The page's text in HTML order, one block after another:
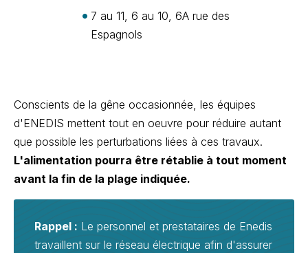
7 au 11, 6 au 10, 6A rue des
Espagnols
Conscients de la gêne occasionnée, les équipes
d'ENEDIS mettent tout en oeuvre pour réduire autant
que possible les perturbations liées à ces travaux.
L'alimentation pourra être rétablie à tout moment
avant la fin de la plage indiquée.
Rappel : Le personnel et prestataires de Enedis
travaillent sur le réseau électrique afin d'assurer